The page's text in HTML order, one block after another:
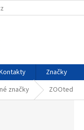
Značky
značky ZOOted